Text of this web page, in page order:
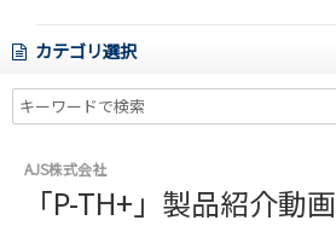
カテゴリ選択
AJS株式会社
「P-TH+」製品紹介動画